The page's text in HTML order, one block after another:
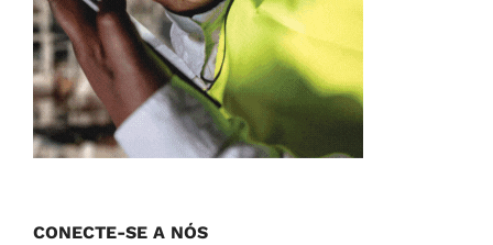
CONECTE-SE A NÓS